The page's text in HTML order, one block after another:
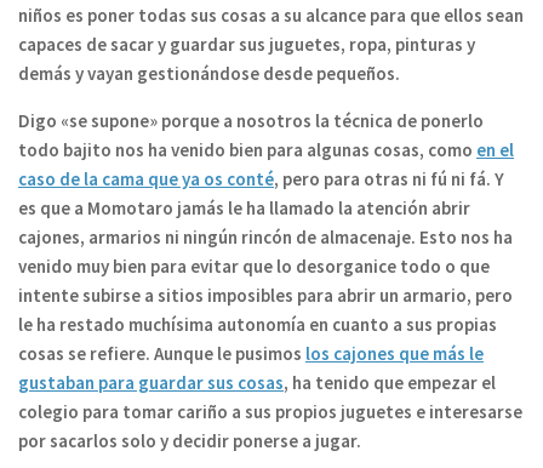
niños es poner todas sus cosas a su alcance para que ellos sean
capaces de sacar y guardar sus juguetes, ropa, pinturas y
demás y vayan gestionándose desde pequeños.
Digo «se supone» porque a nosotros la técnica de ponerlo
todo bajito nos ha venido bien para algunas cosas, como en el
caso de la cama que ya os conté, pero para otras ni fú ni fá. Y
es que a Momotaro jamás le ha llamado la atención abrir
cajones, armarios ni ningún rincón de almacenaje. Esto nos ha
venido muy bien para evitar que lo desorganice todo o que
intente subirse a sitios imposibles para abrir un armario, pero
le ha restado muchísima autonomía en cuanto a sus propias
cosas se refiere. Aunque le pusimos los cajones que más le
gustaban para guardar sus cosas, ha tenido que empezar el
colegio para tomar cariño a sus propios juguetes e interesarse
por sacarlos solo y decidir ponerse a jugar.